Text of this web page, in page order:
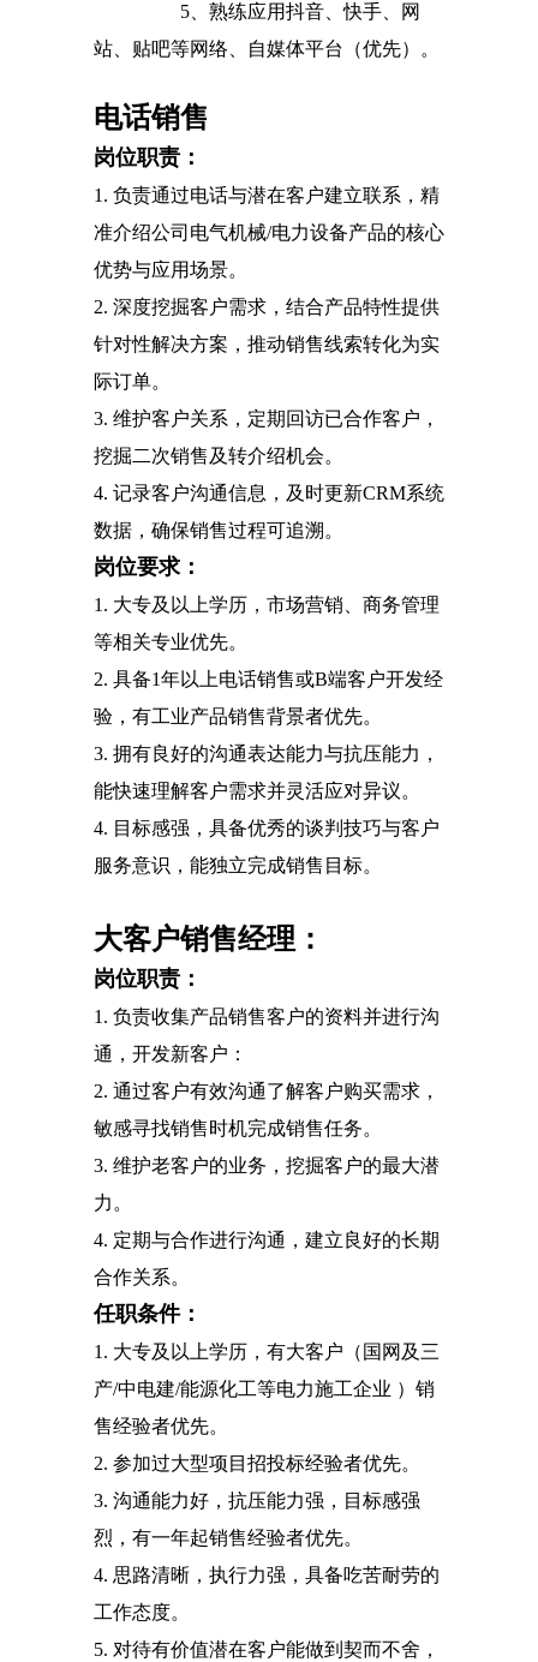
5、熟练应用抖音、快手、网
站、贴吧等网络、自媒体平台（优先）。
电话销售
岗位职责：
1. 负责通过电话与潜在客户建立联系，精
准介绍公司电气机械/电力设备产品的核心
优势与应用场景。
2. 深度挖掘客户需求，结合产品特性提供
针对性解决方案，推动销售线索转化为实
际订单。
3. 维护客户关系，定期回访已合作客户，
挖掘二次销售及转介绍机会。
4. 记录客户沟通信息，及时更新CRM系统
数据，确保销售过程可追溯。
岗位要求：
1. 大专及以上学历，市场营销、商务管理
等相关专业优先。
2. 具备1年以上电话销售或B端客户开发经
验，有工业产品销售背景者优先。
3. 拥有良好的沟通表达能力与抗压能力，
能快速理解客户需求并灵活应对异议。
4. 目标感强，具备优秀的谈判技巧与客户
服务意识，能独立完成销售目标。
大客户销售经理：
岗位职责：
1. 负责收集产品销售客户的资料并进行沟
通，开发新客户：
2. 通过客户有效沟通了解客户购买需求，
敏感寻找销售时机完成销售任务。
3. 维护老客户的业务，挖掘客户的最大潜
力。
4. 定期与合作进行沟通，建立良好的长期
合作关系。
任职条件：
1. 大专及以上学历，有大客户（国网及三
产/中电建/能源化工等电力施工企业 ）销
售经验者优先。
2. 参加过大型项目招投标经验者优先。
3. 沟通能力好，抗压能力强，目标感强
烈，有一年起销售经验者优先。
4. 思路清晰，执行力强，具备吃苦耐劳的
工作态度。
5. 对待有价值潜在客户能做到契而不舍，